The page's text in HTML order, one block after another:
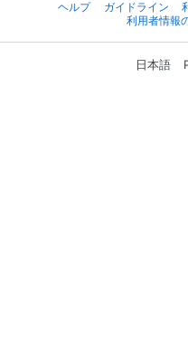
ヘルプ
ガイドライン
利用者情報
日本語